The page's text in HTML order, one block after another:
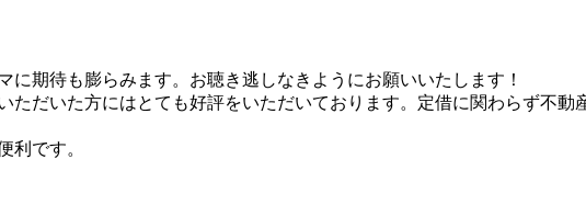
期待も膨らみます。お聴き逃しなきようにお願いいたします！
だいた方にはとても好評をいただいております。定借に関わらず不
利です。